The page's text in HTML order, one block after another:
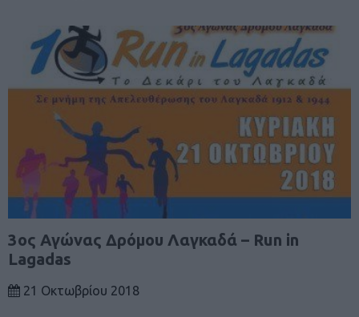
3ος Αγώνας Δρόμου Λαγκαδά – Run in
Lagadas
21 Οκτωβρίου 2018